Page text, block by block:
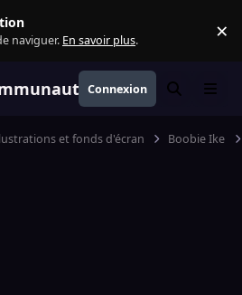
naviguer. En savoir plus. ×
GTA VI
Connexion Rechercher
Menu
et fonds d'écran Boobie Ike